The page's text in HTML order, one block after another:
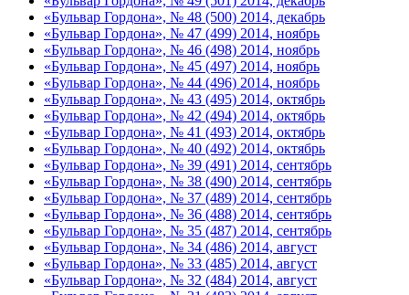
«Бульвар Гордона», № 48 (500) 2014, декабрь
«Бульвар Гордона», № 47 (499) 2014, ноябрь
«Бульвар Гордона», № 46 (498) 2014, ноябрь
«Бульвар Гордона», № 45 (497) 2014, ноябрь
«Бульвар Гордона», № 44 (496) 2014, ноябрь
«Бульвар Гордона», № 43 (495) 2014, октябрь
«Бульвар Гордона», № 42 (494) 2014, октябрь
«Бульвар Гордона», № 41 (493) 2014, октябрь
«Бульвар Гордона», № 40 (492) 2014, октябрь
«Бульвар Гордона», № 39 (491) 2014, сентябрь
«Бульвар Гордона», № 38 (490) 2014, сентябрь
«Бульвар Гордона», № 37 (489) 2014, сентябрь
«Бульвар Гордона», № 36 (488) 2014, сентябрь
«Бульвар Гордона», № 35 (487) 2014, сентябрь
«Бульвар Гордона», № 34 (486) 2014, август
«Бульвар Гордона», № 33 (485) 2014, август
«Бульвар Гордона», № 32 (484) 2014, август